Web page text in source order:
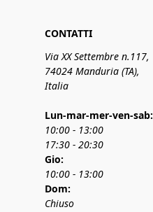
CONTATTI
Via XX Settembre n.117,
74024 Manduria (TA),
Italia
Lun-mar-mer-ven-sab:
10:00 - 13:00
17:30 - 20:30
Gio:
10:00 - 13:00
Dom:
Chiuso